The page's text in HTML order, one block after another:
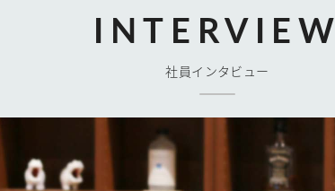
INTERVIEW
社員インタビュー